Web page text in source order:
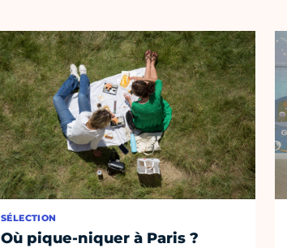
SÉLECTION
Où pique-niquer à Paris ?